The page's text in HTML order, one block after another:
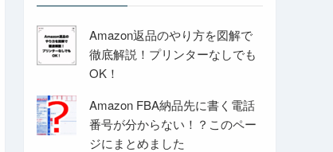
Amazon返品のやり方を図解で
徹底解説！プリンターなしでも
OK！
Amazon FBA納品先に書く電話
番号が分からない！？このペー
ジにまとめました